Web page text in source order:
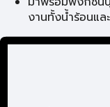
งานทั้งน้ำร้อนแล